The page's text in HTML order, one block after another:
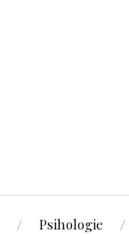
Psihologie